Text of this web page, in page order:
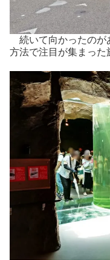
続いて向かったのが
方法で注目が集まった